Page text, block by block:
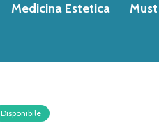
Medicina Estetica
Disponibile